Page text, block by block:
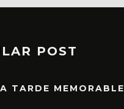
POST
TARDE MEMORABLE